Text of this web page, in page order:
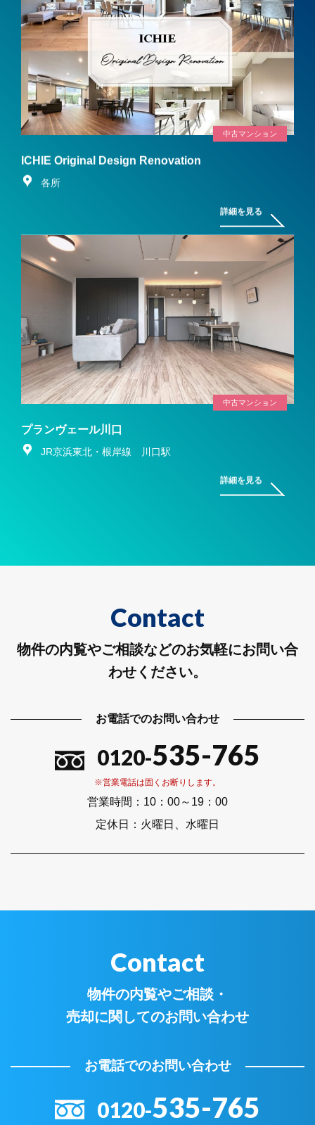
中古マンション
ICHIE Original Design Renovation
各所
詳細を見る
中古マンション
プランヴェール川口
JR京浜東北・根岸線 川口駅
詳細を見る
Contact
物件の内覧やご相談などのお気軽にお問い合
わせください。
お電話でのお問い合わせ
0120-535-765
※営業電話は固くお断りします。
営業時間： 10：00～19：00
定休日： 火曜日、水曜日
Contact
物件の内覧やご相談・
売却に関してのお問い合わせ
お電話でのお問い合わせ
0120-535-765